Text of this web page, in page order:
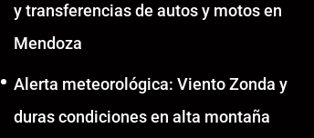
y transferencias de autos y motos en
Mendoza
Alerta meteorológica: Viento Zonda y
duras condiciones en alta montaña